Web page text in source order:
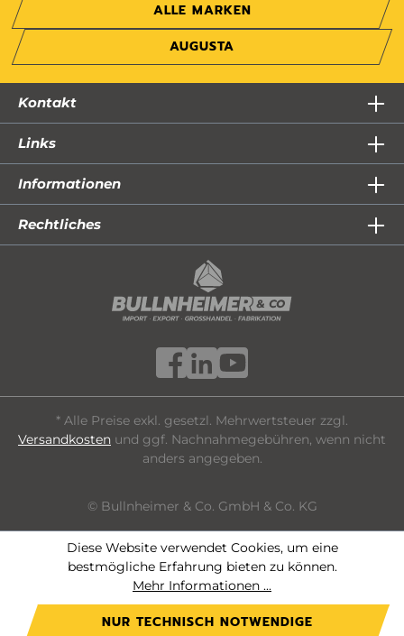
ALLE MARKEN
AUGUSTA
Kontakt
Links
Informationen
Rechtliches
* Alle Preise exkl. gesetzl. Mehrwertsteuer zzgl.
Versandkosten und ggf. Nachnahmegebühren, wenn nicht
anders angegeben.
© Bullnheimer & Co. GmbH & Co. KG
Diese Website verwendet Cookies, um eine
bestmögliche Erfahrung bieten zu können.
Mehr Informationen ...
NUR TECHNISCH NOTWENDIGE